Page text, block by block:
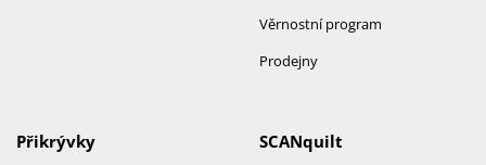
Věrnostní program
Prodejny
SCANquilt
Přikrývky